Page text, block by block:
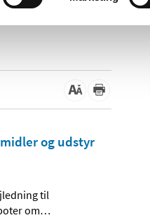
og udstyr
til
om…